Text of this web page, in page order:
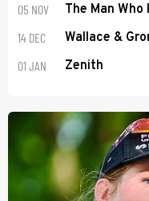
05 NOV The Man Who
14 DEC Wallace &
01 JAN Zenith